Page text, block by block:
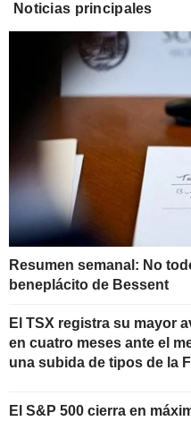
Noticias principales
Resumen semanal: No
beneplácito de Bessent
El TSX registra su mayor
en cuatro meses ante el
una subida de tipos de la
El S&P 500 cierra en